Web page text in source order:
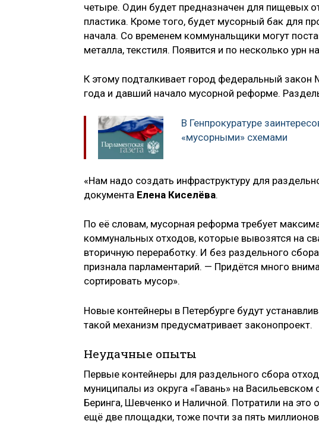
четыре. Один будет предназначен для пищевых
пластика. Кроме того, будет мусорный бак для
начала. Со временем коммунальщики могут
металла, текстиля. Появится и по несколько урн
К этому подталкивает город федеральный
года и давший начало мусорной реформе.
В Генпрокуратуре
«мусорными» схемами
«Нам надо создать инфраструктуру для
документа Елена Киселёва.
По её словам, мусорная реформа требует
коммунальных отходов, которые вывозятся на
вторичную переработку. И без раздельного
признала парламентарий. — Придётся много
сортировать мусор».
Новые контейнеры в Петербурге будут
такой механизм предусматривает законопроект.
Неудачные опыты
Первые контейнеры для раздельного сбора
муниципалы из округа «Гавань» на Васильевском
Беринга, Шевченко и Наличной. Потратили на
ещё две площадки, тоже почти за пять